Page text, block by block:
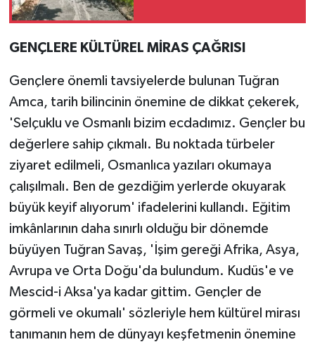
GENÇLERE KÜLTÜREL MİRAS ÇAĞRISI
Gençlere önemli tavsiyelerde bulunan Tuğran
Amca, tarih bilincinin önemine de dikkat çekerek,
'Selçuklu ve Osmanlı bizim ecdadımız. Gençler bu
değerlere sahip çıkmalı. Bu noktada türbeler
ziyaret edilmeli, Osmanlıca yazıları okumaya
çalışılmalı. Ben de gezdiğim yerlerde okuyarak
büyük keyif alıyorum' ifadelerini kullandı. Eğitim
imkânlarının daha sınırlı olduğu bir dönemde
büyüyen Tuğran Savaş, 'İşim gereği Afrika, Asya,
Avrupa ve Orta Doğu'da bulundum. Kudüs'e ve
Mescid-i Aksa'ya kadar gittim. Gençler de
görmeli ve okumalı' sözleriyle hem kültürel mirası
tanımanın hem de dünyayı keşfetmenin önemine